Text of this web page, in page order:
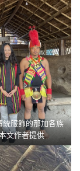
統服飾的那加各族
文作者提供